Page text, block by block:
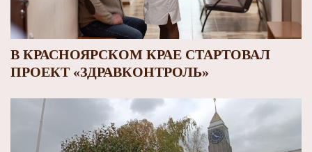
В КРАСНОЯРСКОМ КРАЕ СТАРТОВАЛ
ПРОЕКТ «ЗДРАВКОНТРОЛЬ»